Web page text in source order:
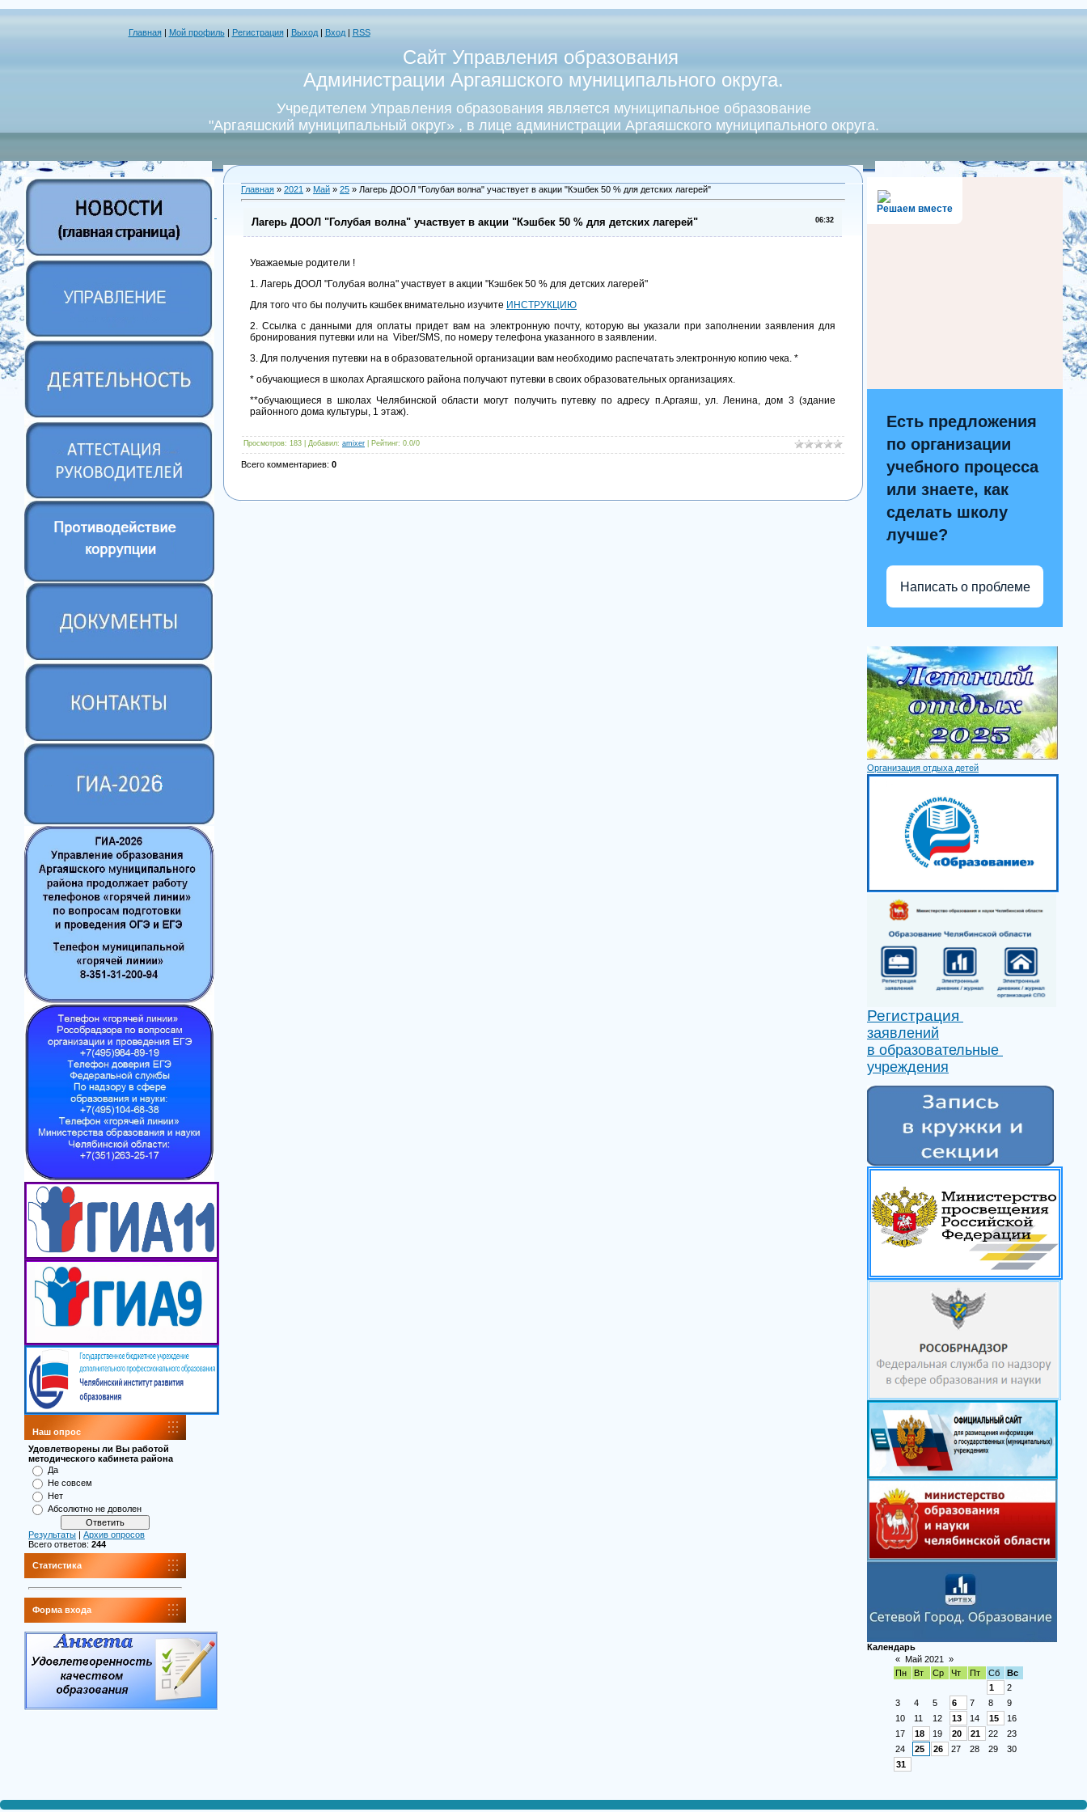
Главная| Мой профиль| Регистрация Выход| Вход RSS
Сайт Управления образования
Администрации Аргаяшского муниципального округа.
Учредителем Управления образования является муниципальное образование
"Аргаяшский муниципальный округ» , в лице администрации Аргаяшского муниципального округа.
Наш опрос
Удовлетворены ли Вы работой
методического кабинета района
Да
Не совсем
Нет
Абсолютно не доволен
Результаты
Архив опросов
Всего ответов: 244
Статистика
Форма входа
Главная » 2021 » Май » 25 » Лагерь ДООЛ "Голубая волна" участвует в акции "Кэшбек 50 % для детских лагерей"
06:32
Лагерь ДООЛ "Голубая волна" участвует в акции "Кэшбек 50 % для детских лагерей"
Уважаемые родители !
1. Лагерь ДООЛ "Голубая волна" участвует в акции "Кэшбек 50 % для детских лагерей"
Для того что бы получить кэшбек внимательно изучите ИНСТРУКЦИЮ
2. Ссылка с данными для оплаты придет вам на электронную почту, которую вы указали при заполнении заявления для
бронирования путевки или на Viber/SMS, по номеру телефона указанного в заявлении.
​3. Для получения путевки на в образовательной организации вам необходимо распечатать электронную копию чека. *
* обучающиеся в школах Аргаяшского района получают путевки в своих образовательных организациях.
**обучающиеся в школах Челябинской области могут получить путевку по адресу п.Аргаяш, ул. Ленина, дом 3 (здание
районного дома культуры, 1 этаж).
Просмотров: 183 | Добавил: amixer Рейтинг: 0.0/0
Всего комментариев: 0
Решаем вместе
Есть предложения
по организации
учебного процесса
или знаете, как
сделать школу
лучше?
Написать о проблеме
Организация отдыха детей
Регистрация
заявлений
в образовательные
учреждения
Календарь
« Май 2021
»
Пн
Вт Ср Чт Пт Сб
Вс
1
2
3
4 5 6 7 8
9
10
11 12 13 14 15
16
17
18 19 20 21 22
23
24
25 26 27 28 29
30
31